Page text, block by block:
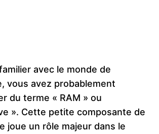
avec le monde de
vous avez probablement
du terme « RAM » ou
». Cette petite composante de
joue un rôle majeur dans le